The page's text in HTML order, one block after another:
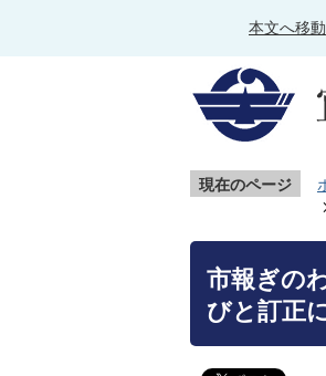
本文へ移動
現在のページ
市報ぎの
びと訂正